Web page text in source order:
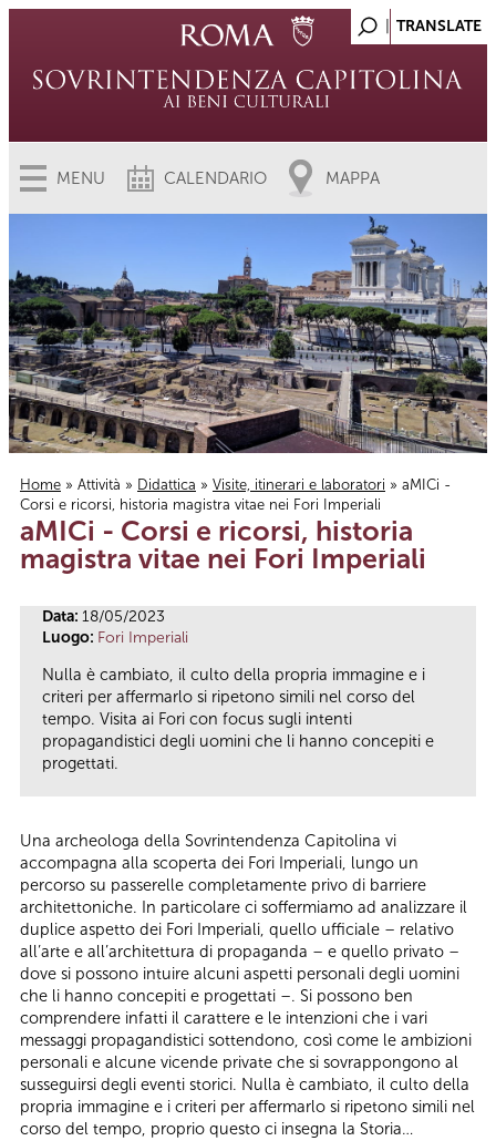
MENU CALENDARIO MAPPA
Tu sei qui
Home » Attività » Didattica » Visite, itinerari e laboratori » aMICi -
Corsi e ricorsi, historia magistra vitae nei Fori Imperiali
aMICi - Corsi e ricorsi, historia
magistra vitae nei Fori Imperiali
Data: 18/05/2023
Luogo: Fori Imperiali
Nulla è cambiato, il culto della propria immagine e i
criteri per affermarlo si ripetono simili nel corso del
tempo. Visita ai Fori con focus sugli intenti
propagandistici degli uomini che li hanno concepiti e
progettati.
Una archeologa della Sovrintendenza Capitolina vi
accompagna alla scoperta dei Fori Imperiali, lungo un
percorso su passerelle completamente privo di barriere
architettoniche. In particolare ci soffermiamo ad analizzare il
duplice aspetto dei Fori Imperiali, quello ufficiale – relativo
all’arte e all’architettura di propaganda – e quello privato –
dove si possono intuire alcuni aspetti personali degli uomini
che li hanno concepiti e progettati –. Si possono ben
comprendere infatti il carattere e le intenzioni che i vari
messaggi propagandistici sottendono, così come le ambizioni
personali e alcune vicende private che si sovrappongono al
susseguirsi degli eventi storici. Nulla è cambiato, il culto della
propria immagine e i criteri per affermarlo si ripetono simili nel
corso del tempo, proprio questo ci insegna la Storia…